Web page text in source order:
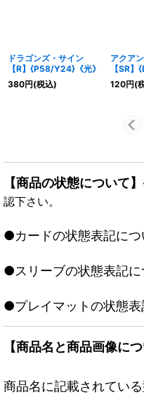
ドラゴンズ・サイン
【R】{P58/Y24}《光》
380円(税込)
アクア
【SR
《水》
120円(
【商品の状態について】
認下さい。
●カードの状態表記につ
●スリーブの状態表記に
●プレイマットの状態
【商品名と商品画像につ
商品名に記載されてい